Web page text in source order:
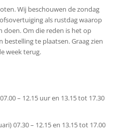
Wij beschouwen de zondag
als rustdag waarop
doen. Om die reden is het op
te plaatsen. Graag zien
week terug.
– 12.15 uur en 13.15 tot 17.30
07.30 – 12.15 en 13.15 tot 17.00